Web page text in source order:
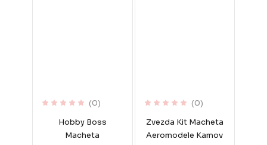
(0)
Hobby Boss
Macheta
(0)
Zvezda Kit Macheta
Aeromodele Kamov